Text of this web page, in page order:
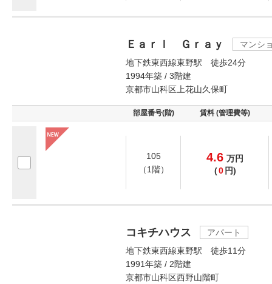
Ｅａｒｌ Ｇｒａｙ
マンシ
地下鉄東西線東野駅 徒歩24分
1994年築 / 3階建
京都市山科区上花山久保町
部屋番号(階) 賃料 (管理費等)
105
（1階）
4.6 万円
(0 円)
コキチハウス
アパート
地下鉄東西線東野駅 徒歩11分
1991年築 / 2階建
京都市山科区西野山階町